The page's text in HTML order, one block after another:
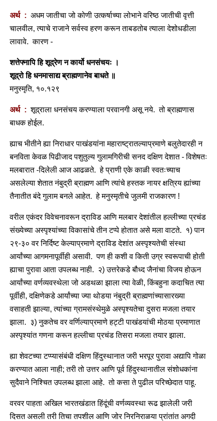
अर्थ : अधम जातीचा जो कोणी उत्कर्षाच्या लोभाने वरिष्ठ जातीची वृत्ती
चालवील, त्याचे राजाने सर्वस्व हरण करून ताबडतोब त्याला देशोधडीला
लावावे. कारण -
शत्तेफ्नापि हि शूद्रेण न कार्यो धनसंचयः ।
शूद्रो हि धनमासाद्य ब्राह्मणानेव बाधते ॥
मनुस्मृति, १०.१२९
अर्थ : शूद्राला धनसंचय करण्याला परवानगी असू नये. तो ब्राह्मणास
बाधक होईल.
ह्याच भीतीने ह्या निराधार पाखंडयांना महाराष्ट्रातल्याप्रमाणे बलुतेदारही न
बनविता केवळ पिढीजाद पशुतुल्य गुलामगिरीची सनद दक्षिण देशात - विशेषतः
मलबारात -दिलेली आज आढळते. हे प्राणी एके काळी स्वतःच्याच
असलेल्या शेतात नंबुद्री ब्राह्मण आणि त्यांचे हस्तक नायर क्षत्रिय ह्यांच्या
तैनातीत बंदे गुलाम बनले आहेत. हे मनुस्मृतीचे जुलमी राजकारण !
वरील एकंदर विवेचनावरून द्राविड आणि मलबार देशांतील हल्लीच्या प्रचंड
संख्येच्या अस्पृश्यांच्या विकासांचे तीन टप्पे होतात असे मला वाटते. १) पान
२९-३० वर निर्दिष्ट केल्याप्रमाणे द्राविड देशांत अस्पृश्यतेची संस्था
आर्यांच्या आगमनापूर्वीही असावी. पण ही कशी व किती उग्र स्वरूपाची होती
ह्याचा पुरावा आता उपलब्ध नाही. २) उत्तरेकडे बौध्द जैनांचा विजय होऊन
आर्यांच्या वर्णव्यवस्थेला जो अडथळा झाला त्या वेळी, किंबहुना कदाचित त्या
पूर्वीही, दक्षिणेकडे आर्यांच्या ज्या थोडया नंबुद्री ब्राह्मणांच्यासारख्या
वसाहती झाल्या, त्यांच्या ग्रामसंस्थेमुळे अस्पृश्यतेचा दुसरा मजला तयार
झाला. ३) नुकतेच वर वर्णिल्याप्रमाणे हट्टी पाखंडयांची मोठया प्रमाणात
अस्पृश्यांत गणना करून हल्लीचा प्रचंड तिसरा मजला तयार झाला.
ह्या शेवटच्या टप्प्यासंबंधी दक्षिण हिंदुस्थानात जरी भरपूर पुरावा अद्यापि गोळा
करण्यात आला नाही; तरी तो उत्तर आणि पूर्व हिंदुस्थानातील संशोधकांना
सुदैवाने निश्चित उपलब्ध झाला आहे. तो कसा ते पुढील परिच्छेदात पाहू.
वरवर पाहता अखिल भारतखंडात हिंदूंची वर्णव्यवस्था रूढ झालेली जरी
दिसत असली तरी तिचा तपशील आणि जोर निरनिराळया प्रांतांत अगदी